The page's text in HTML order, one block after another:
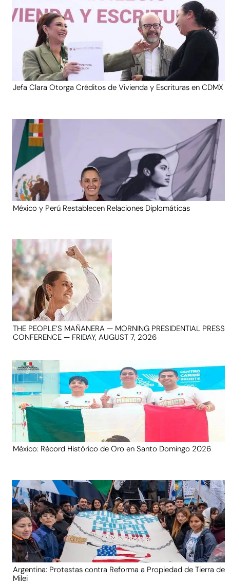
Jefa Clara Otorga Créditos de Vivienda y Escrituras en CDMX
México y Perú Restablecen Relaciones Diplomáticas
THE PEOPLE’S MAÑANERA — MORNING PRESIDENTIAL PRESS
CONFERENCE — FRIDAY, AUGUST 7, 2026
México: Récord Histórico de Oro en Santo Domingo 2026
Argentina: Protestas contra Reforma a Propiedad de Tierra de
Milei